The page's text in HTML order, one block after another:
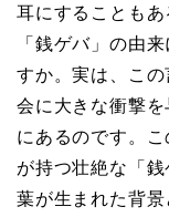
耳にすることも
「銭ゲバ」の由
すか。実は、こ
会に大きな衝撃
にあるのです。
が持つ壮絶な「
葉が生まれた背